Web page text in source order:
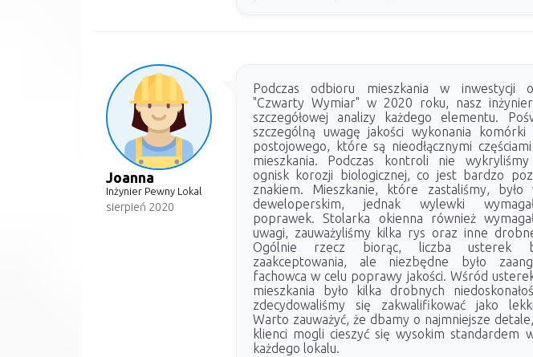
Joanna
Inżynier Pewny Lokal
sierpień 2020
Podczas odbioru mieszkania w inwestycji
"Czwarty Wymiar" w 2020 roku, nasz inżynier
szczegółowej analizy każdego elementu.
szczególną uwagę jakości wykonania komórki
postojowego, które są nieodłącznymi
mieszkania. Podczas kontroli nie wykryliśmy
ognisk korozji biologicznej, co jest bardzo
znakiem. Mieszkanie, które zastaliśmy, było
deweloperskim, jednak wylewki
poprawek. Stolarka okienna również
uwagi, zauważyliśmy kilka rys oraz inne
Ogólnie rzecz biorąc, liczba usterek
zaakceptowania, ale niezbędne było
fachowca w celu poprawy jakości. Wśród
mieszkania było kilka drobnych
zdecydowaliśmy się zakwalifikować jako
Warto zauważyć, że dbamy o najmniejsze
klienci mogli cieszyć się wysokim standardem
każdego lokalu.